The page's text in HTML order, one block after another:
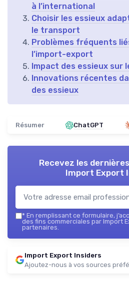
à l’international
Choisir les essieux
le transport
Problèmes fréquents
l’import-export
Impact des essieux sur
Innovations récentes
des essieux
Résumer ChatGPT
Recevez les
Import Export
* En remplissant ce formulaire,
des fins commerciales par Import
partenaires.
Import Export Insiders
Ajoutez-nous à vos sources